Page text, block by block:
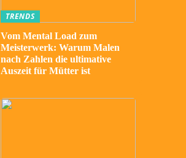
TRENDS
Vom Mental Load zum
Meisterwerk: Warum Malen
nach Zahlen die ultimative
Auszeit für Mütter ist